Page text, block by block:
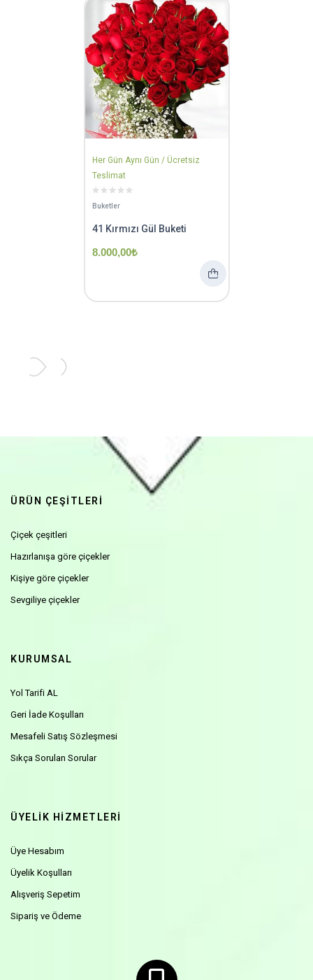
Her Gün Aynı Gün / Ücretsiz
Teslimat
Buketler
41 Kırmızı Gül Buketi
8.000,00₺
ÜRÜN ÇEŞİTLERİ
Çiçek çeşitleri
Hazırlanışa göre çiçekler
Kişiye göre çiçekler
Sevgiliye çiçekler
KURUMSAL
Yol Tarifi AL
Geri İade Koşulları
Mesafeli Satış Sözleşmesi
Sıkça Sorulan Sorular
ÜYELİK HİZMETLERİ
Üye Hesabım
Üyelik Koşulları
Alışveriş Sepetim
Sipariş ve Ödeme